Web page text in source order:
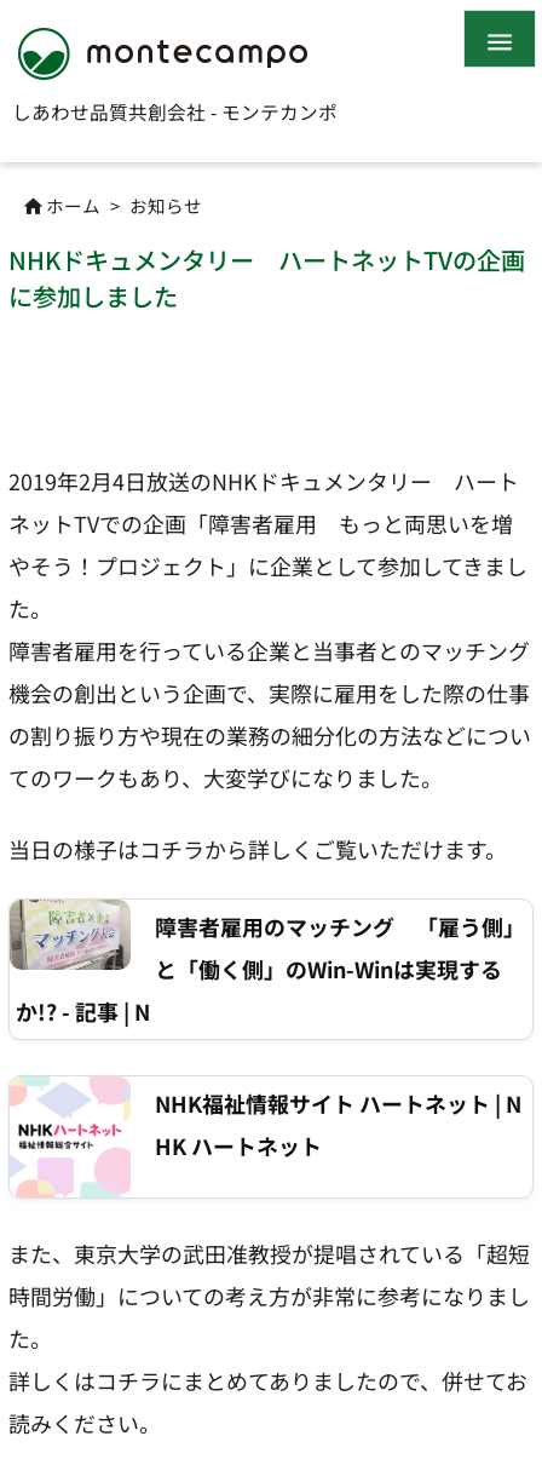
しあわせ品質共創会社 - モンテカンポ

 ホーム > お知らせ
NHKドキュメンタリー ハートネットTVの企画
に参加しました
2019年2月4日放送のNHKドキュメンタリー ハート
ネットTVでの企画「障害者雇用 もっと両思いを増
やそう！プロジェクト」に企業として参加してきまし
た。
障害者雇用を行っている企業と当事者とのマッチング
機会の創出という企画で、実際に雇用をした際の仕事
の割り振り方や現在の業務の細分化の方法などについ
てのワークもあり、大変学びになりました。
当日の様子はコチラから詳しくご覧いただけます。
障害者雇用のマッチング 「雇う側」
と「働く側」のWin-Winは実現する
か!? - 記事 | N
NHK福祉情報サイト ハートネット | N
HK ハートネット
また、東京大学の武田准教授が提唱されている「超短
時間労働」についての考え方が非常に参考になりまし
た。
詳しくはコチラにまとめてありましたので、併せてお
読みください。